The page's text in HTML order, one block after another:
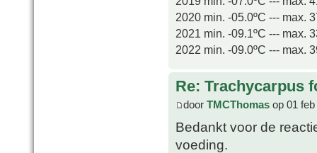
2020 min. -05.0ºC --- max.
2021 min. -09.1ºC --- max.
2022 min. -09.0ºC --- max.
Re: Trachycarpus
door TMCThomas op 01
Bedankt voor de
voeding.